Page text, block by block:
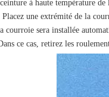
à haute température
Placez une extrémité de la
courroie sera installée
ce cas, retirez les